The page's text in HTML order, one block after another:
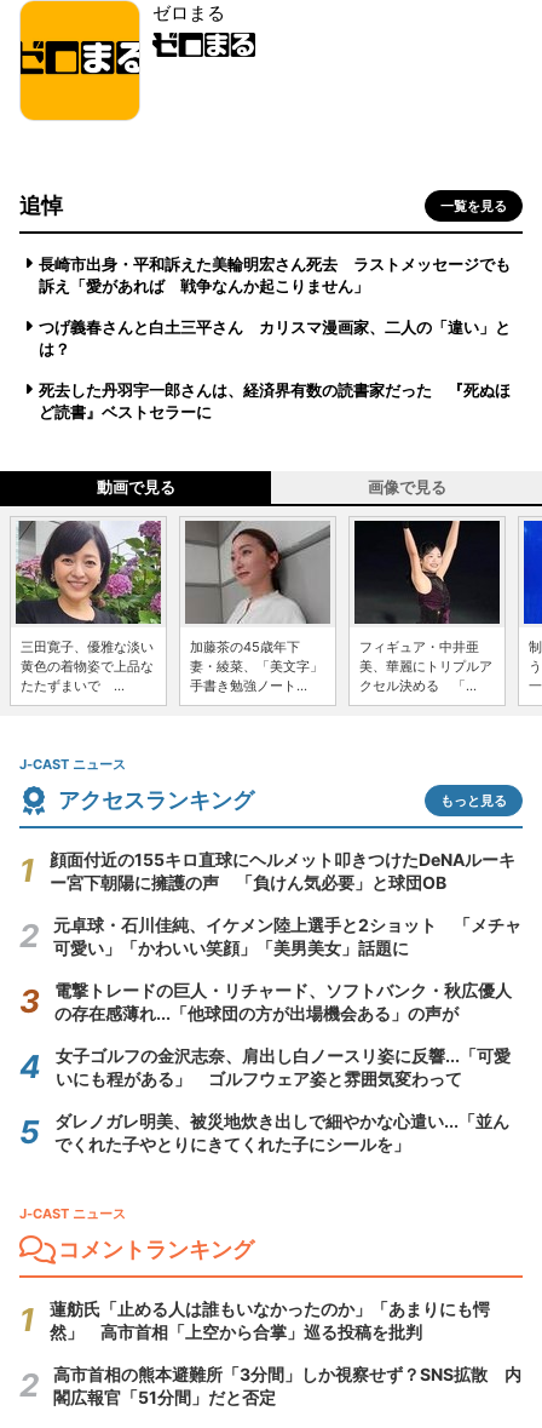
ゼロまる
追悼 一覧を見る
長崎市出身・平和訴えた美輪明宏さん死去 ラストメッセージでも
訴え「愛があれば 戦争なんか起こりません」
つげ義春さんと白土三平さん カリスマ漫画家、二人の「違い」と
は？
死去した丹羽宇一郎さんは、経済界有数の読書家だった 『死ぬほ
ど読書』ベストセラーに
動画で見る 画像で見る
三田寛子、優雅な淡い
黄色の着物姿で上品な
たたずまいで ...
加藤茶の45歳年下
妻・綾菜、「美文字」
手書き勉強ノート...
フィギュア・中井亜
美、華麗にトリプルア
クセル決める 「...
J-CAST ニュース
アクセスランキング もっと見る
顔面付近の155キロ直球にヘルメット叩きつけたDeNAルーキ
ー宮下朝陽に擁護の声 「負けん気必要」と球団OB
元卓球・石川佳純、イケメン陸上選手と2ショット 「メチャ
可愛い」「かわいい笑顔」「美男美女」話題に
電撃トレードの巨人・リチャード、ソフトバンク・秋広優人
の存在感薄れ...「他球団の方が出場機会ある」の声が
女子ゴルフの金沢志奈、肩出し白ノースリ姿に反響...「可愛
いにも程がある」 ゴルフウェア姿と雰囲気変わって
ダレノガレ明美、被災地炊き出しで細やかな心遣い...「並ん
でくれた子やとりにきてくれた子にシールを」
J-CAST ニュース
コメントランキング
蓮舫氏「止める人は誰もいなかったのか」「あまりにも愕
然」 高市首相「上空から合掌」巡る投稿を批判
高市首相の熊本避難所「3分間」しか視察せず？SNS拡散 内
閣広報官「51分間」だと否定